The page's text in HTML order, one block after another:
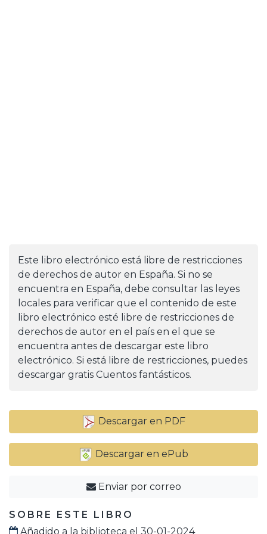
Este libro electrónico está libre de restricciones
de derechos de autor en España. Si no se
encuentra en España, debe consultar las leyes
locales para verificar que el contenido de este
libro electrónico esté libre de restricciones de
derechos de autor en el país en el que se
encuentra antes de descargar este libro
electrónico. Si está libre de restricciones, puedes
descargar gratis Cuentos fantásticos.
Descargar en PDF
Descargar en ePub
Enviar por correo
SOBRE ESTE LIBRO
Añadido a la biblioteca el 30-01-2024